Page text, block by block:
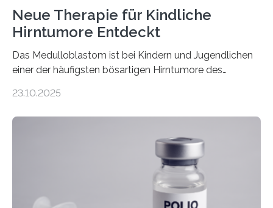
Neue Therapie für Kindliche
Hirntumore Entdeckt
Das Medulloblastom ist bei Kindern und Jugendlichen
einer der häufigsten bösartigen Hirntumore des
Betroffenen können mit heutigen Methoden geheilt
Dringend benötigt werden zielgerichtete Therapien, die
nur Tumorschwachstellen angreifen und normales
Gewebe verschonen. Forschende um Daniel Merk vom
Hertie-Institut für klinische Hirnforschung am
Universitätsklinikum Tübingen haben eine solche
23.10.2025